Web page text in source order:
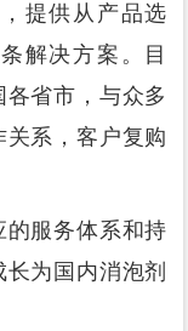
提供从产品选
解决方案。目
省市，与众多
系，客户复购
服务体系和持
为国内消泡剂